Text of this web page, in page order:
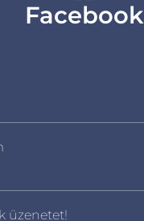
Facebook
üzenetet!